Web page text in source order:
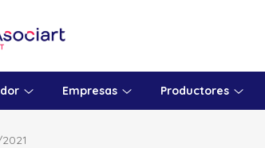
Empresas Productores